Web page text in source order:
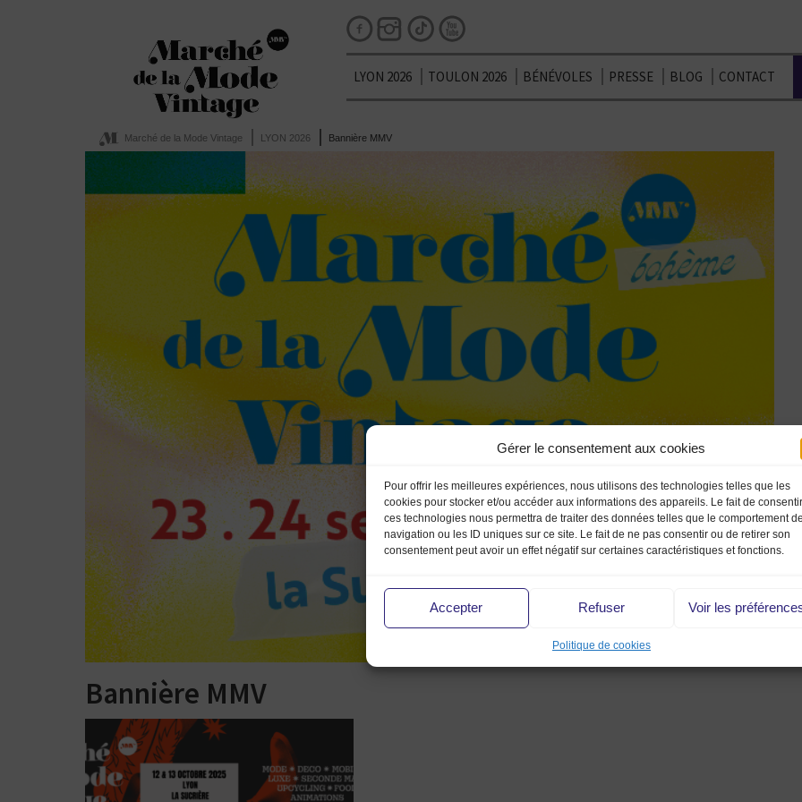
Gérer le consentement aux cookies
Pour offrir les meilleures expériences, nous utilisons des technologies telles que les
cookies pour stocker et/ou accéder aux informations des appareils. Le fait de
ces technologies nous permettra de traiter des données telles que le comportement de
navigation ou les ID uniques sur ce site. Le fait de ne pas consentir ou de retirer son
consentement peut avoir un effet négatif sur certaines caractéristiques et fonctions.
Accepter Refuser Voir les
Politique de cookies
LYON 2026 TOULON 2026 BÉNÉVOLES PRESSE BLOG CONTACT
Marché de la Mode Vintage LYON 2026 Bannière MMV
Bannière MMV